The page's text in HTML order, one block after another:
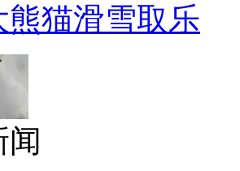
熊猫滑雪取乐
闻